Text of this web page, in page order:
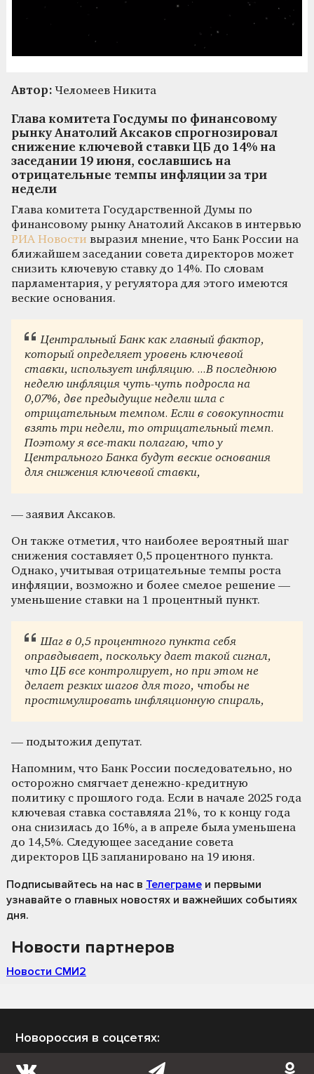
Автор: Челомеев Никита
Глава комитета Госдумы по финансовому
рынку Анатолий Аксаков спрогнозировал
снижение ключевой ставки ЦБ до 14% на
заседании 19 июня, сославшись на
отрицательные темпы инфляции за три
недели
Глава комитета Государственной Думы по
финансовому рынку Анатолий Аксаков в интервью
РИА Новости выразил мнение, что Банк России на
ближайшем заседании совета директоров может
снизить ключевую ставку до 14%. По словам
парламентария, у регулятора для этого имеются
веские основания.
Центральный Банк как главный фактор,
который определяет уровень ключевой
ставки, использует инфляцию. ...В последнюю
неделю инфляция чуть-чуть подросла на
0,07%, две предыдущие недели шла с
отрицательным темпом. Если в совокупности
взять три недели, то отрицательный темп.
Поэтому я все-таки полагаю, что у
Центрального Банка будут веские основания
для снижения ключевой ставки,
— заявил Аксаков.
Он также отметил, что наиболее вероятный шаг
снижения составляет 0,5 процентного пункта.
Однако, учитывая отрицательные темпы роста
инфляции, возможно и более смелое решение —
уменьшение ставки на 1 процентный пункт.
Шаг в 0,5 процентного пункта себя
оправдывает, поскольку дает такой сигнал,
что ЦБ все контролирует, но при этом не
делает резких шагов для того, чтобы не
простимулировать инфляционную спираль,
— подытожил депутат.
Напомним, что Банк России последовательно, но
осторожно смягчает денежно-кредитную
политику с прошлого года. Если в начале 2025 года
ключевая ставка составляла 21%, то к концу года
она снизилась до 16%, а в апреле была уменьшена
до 14,5%. Следующее заседание совета
директоров ЦБ запланировано на 19 июня.
Подписывайтесь на нас в Телеграме и первыми
узнавайте о главных новостях и важнейших событиях
дня.
Новости партнеров
Новости СМИ2
Новороссия в соцсетях: